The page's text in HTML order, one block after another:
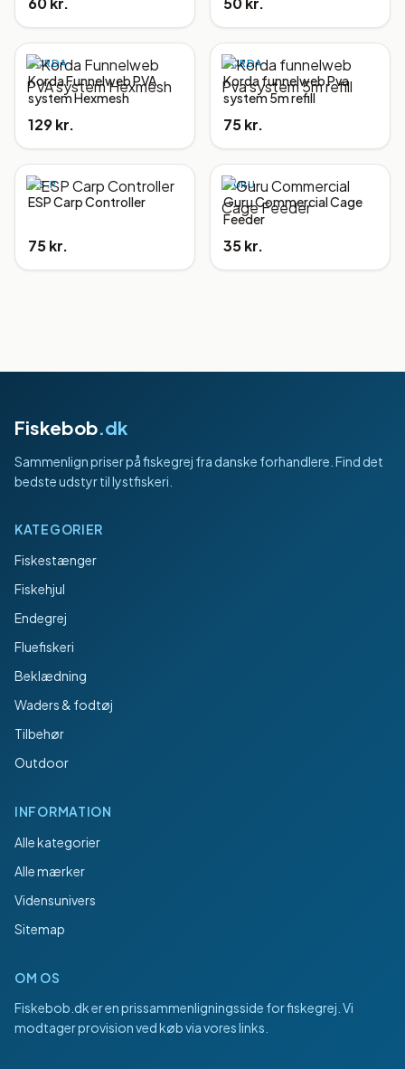
KORDA
Korda Funnelweb PVA
system Hexmesh
129 kr.
KORDA
Korda funnelweb Pva
system 5m refill
75 kr.
E.S.P.
ESP Carp Controller
75 kr.
GURU
Guru Commercial Cage
Feeder
35 kr.
Fiskebob.dk
Sammenlign priser på fiskegrej fra danske forhandlere. Find det
bedste udstyr til lystfiskeri.
KATEGORIER
Fiskestænger
Fiskehjul
Endegrej
Fluefiskeri
Beklædning
Waders & fodtøj
Tilbehør
Outdoor
INFORMATION
Alle kategorier
Alle mærker
Vidensunivers
Sitemap
OM OS
Fiskebob.dker en prissammenligningsside for fiskegrej. Vi
modtager provision ved køb via vores links.